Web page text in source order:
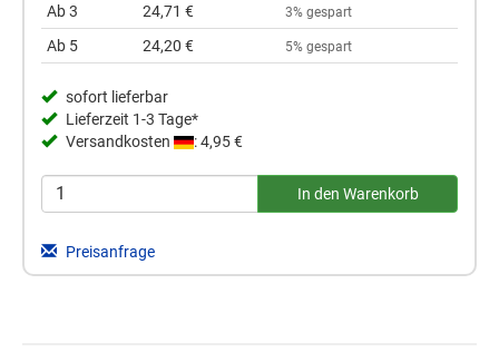
Ab 3
24,71 € 3% gespart
Ab 5 24,20 € 5% gespart
sofort lieferbar
Lieferzeit 1-3 Tage*
Versandkosten
: 4,95 €
Preisanfrage